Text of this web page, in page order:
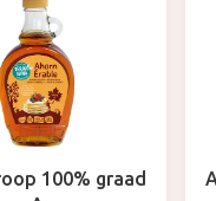
100% graad